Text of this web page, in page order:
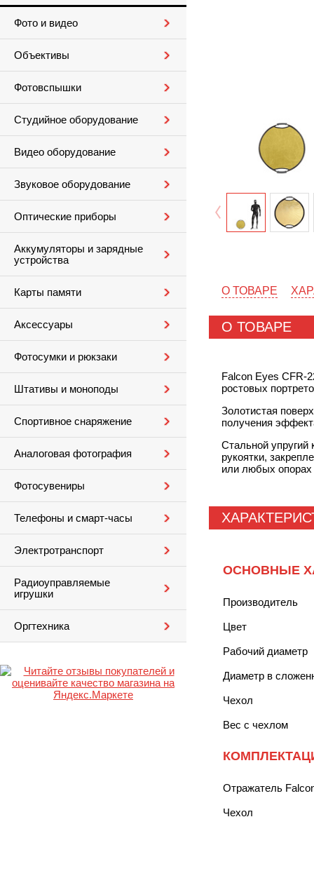
Фото и видео
Объективы
Фотовспышки
Студийное оборудование
Видео оборудование
Звуковое оборудование
Оптические приборы
Аккумуляторы и зарядные
устройства
Карты памяти
Аксессуары
Фотосумки и рюкзаки
Штативы и моноподы
Спортивное снаряжение
Аналоговая фотография
Фотосувениры
Телефоны и смарт-часы
Электротранспорт
Радиоуправляемые
игрушки
Оргтехника
О ТОВАРЕ
О ТОВАРЕ
Falcon Eyes CFR-
ростовых
Золотистая
получения
Стальной
рукоятки,
или любых опорах
ОСНОВНЫЕ
Производитель
Цвет
Рабочий диаметр
Диаметр в
Чехол
Вес с чехлом
Отражатель
Чехол